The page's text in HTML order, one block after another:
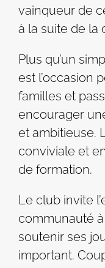
vainqueur de
à la suite de la
Plus qu’un
est l’occasion
familles et
encourager
et ambitieuse.
conviviale et
de formation.
Le club invite
communauté
soutenir ses
important.